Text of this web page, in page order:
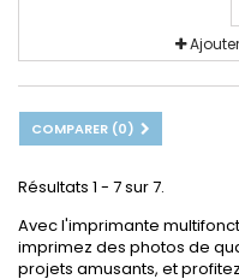
COMPARER (0)
Résultats 1 - 7 sur 7.
Avec l'imprimante
imprimez des photos de
projets amusants, et